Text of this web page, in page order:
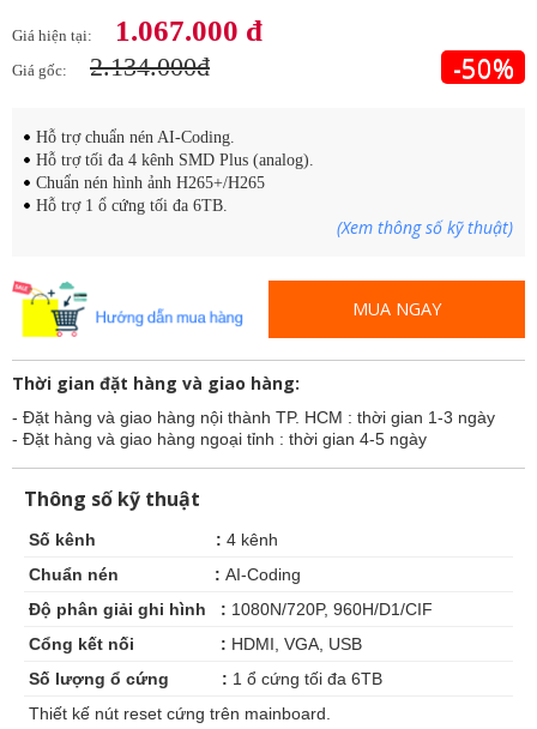
Giá hiện tại: 1.067.000 đ
Giá gốc: 2.134.000đ -50%
Hỗ trợ chuẩn nén AI-Coding.
Hỗ trợ tối đa 4 kênh SMD Plus (analog).
Chuẩn nén hình ảnh H265+/H265
Hỗ trợ 1 ổ cứng tối đa 6TB.
(Xem thông số kỹ thuật)
MUA NGAY
Thời gian đặt hàng và giao hàng:
- Đặt hàng và giao hàng nội thành TP. HCM : thời gian 1-3 ngày
- Đặt hàng và giao hàng ngoại tỉnh : thời gian 4-5 ngày
Thông số kỹ thuật
Số kênh : 4 kênh
Chuẩn nén : AI-Coding
Độ phân giải ghi hình : 1080N/720P, 960H/D1/CIF
Cổng kết nối : HDMI, VGA, USB
Số lượng ổ cứng : 1 ổ cứng tối đa 6TB
Thiết kế nút reset cứng trên mainboard.